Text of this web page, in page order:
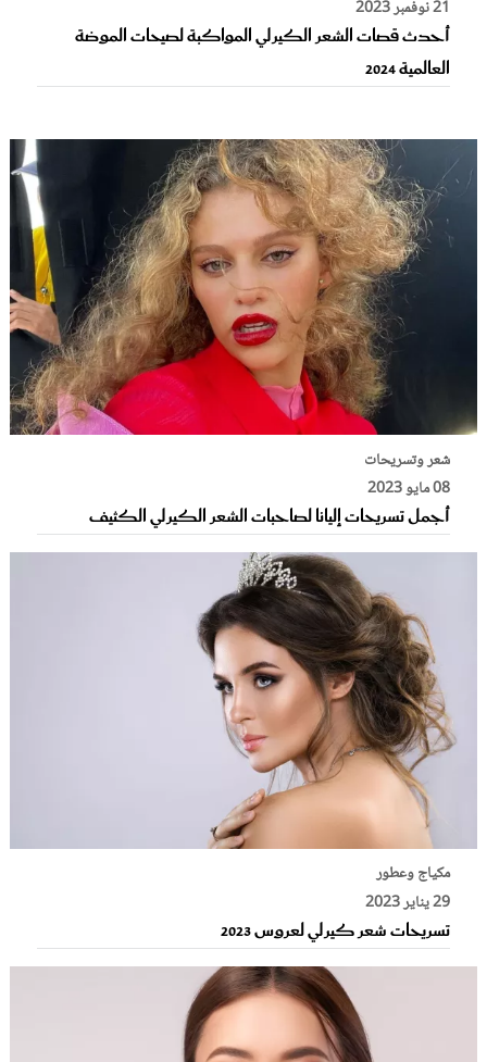
21 نوفمبر 2023
أحدث قصات الشعر الكيرلي المواكبة لصيحات الموضة
العالمية 2024
شعر وتسريحات
08 مايو 2023
أجمل تسريحات إليانا لصاحبات الشعر الكيرلي الكثيف
مكياج وعطور
29 يناير 2023
تسريحات شعر كيرلي لعروس 2023